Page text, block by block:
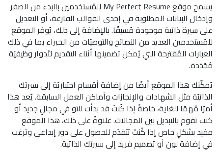
يسمح موقع My Perfect Resume للمُستخدمين بالبدء من الصفر
وإدخال البيانات المطلوبة في إحدى القوالب الفارغة، أو التعديل
على سيرة ذاتية موجودة مُسبقًا. بالإضافة إلى ذلك، يُوفر الموقع
للمُستخدمين العديد من النصائح والتوصيَات من الخبراء بما في ذلك
العبارات المُقترحة التي يُمكن تضمينها أثناء التقديم لأدوار وظيفيَة
مُحَدَدة.
يُمكّنك هذا الموقع أيضًا من إضافة أقسام اختياريَة إلى سيرتك
الذاتيَة مثل الشهادات والإنجازات وأماكن العمل السابقة. يُعد هذا
أمرًا مُهمًا للغاية، خاصةً إذا كُنتَ قد بدأت للتو في مجالٍ جديد أو
كنت تقوم بالتبديل بين المجالات. علاوةً على ذلك، هذا الموقع
مفيد بشكلٍ خاص إذا كُنتَ تتقدَم للحصول على دور إبداعي وترغب
في إضافة لون أو تصميم فريد إلى سيرتك الذاتية.